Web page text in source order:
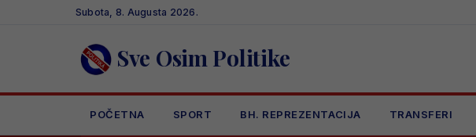
Subota, 8. Augusta 2026.
Sve Osim Politike
POČETNA SPORT BH. REPREZENTACIJA TRANSFERI